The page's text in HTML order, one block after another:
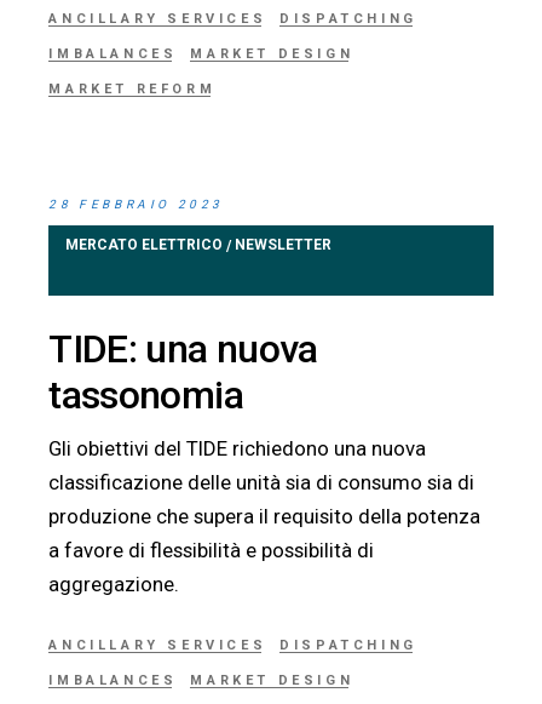
ANCILLARY SERVICES DISPATCHING
IMBALANCES MARKET DESIGN
MARKET REFORM
28 FEBBRAIO 2023
MERCATO ELETTRICO / NEWSLETTER
TIDE: una nuova
tassonomia
Gli obiettivi del TIDE richiedono una nuova
classificazione delle unità sia di consumo sia di
produzione che supera il requisito della potenza
a favore di flessibilità e possibilità di
aggregazione.
ANCILLARY SERVICES DISPATCHING
IMBALANCES MARKET DESIGN